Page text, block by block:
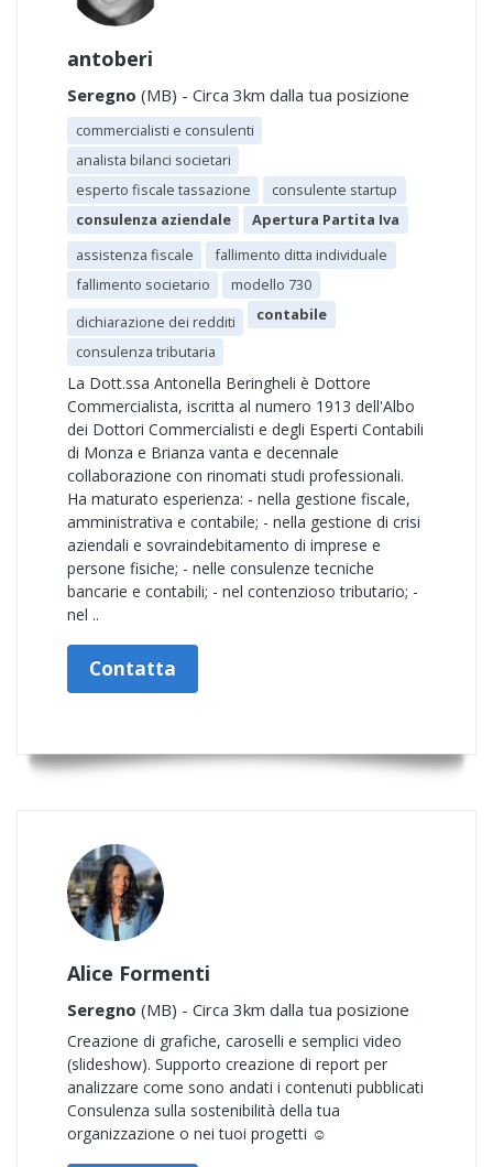
antoberi
Seregno (MB) - Circa 3km dalla tua posizione
commercialisti e consulenti
analista bilanci societari
esperto fiscale tassazione
consulente startup
consulenza aziendale
Apertura Partita Iva
assistenza fiscale
fallimento ditta individuale
fallimento societario
modello 730
dichiarazione dei redditi
contabile
consulenza tributaria
La Dott.ssa Antonella Beringheli è Dottore
Commercialista, iscritta al numero 1913 dell'Albo
dei Dottori Commercialisti e degli Esperti Contabili
di Monza e Brianza vanta e decennale
collaborazione con rinomati studi professionali.
Ha maturato esperienza: - nella gestione fiscale,
amministrativa e contabile; - nella gestione di crisi
aziendali e sovraindebitamento di imprese e
persone fisiche; - nelle consulenze tecniche
bancarie e contabili; - nel contenzioso tributario; -
nel ..
Contatta
Alice Formenti
Seregno (MB) - Circa 3km dalla tua posizione
Creazione di grafiche, caroselli e semplici video
(slideshow). Supporto creazione di report per
analizzare come sono andati i contenuti pubblicati
Consulenza sulla sostenibilità della tua
organizzazione o nei tuoi progetti ☺️